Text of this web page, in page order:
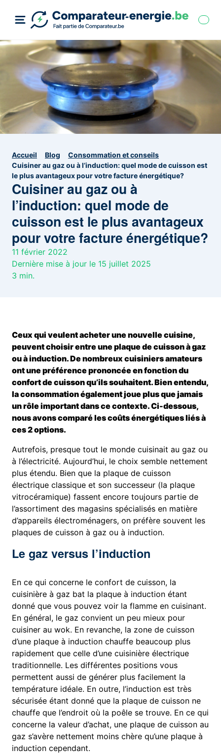
Accueil Blog
Consommation et conseils
Cuisiner au gaz ou à l’induction: quel mode de cuisson est
le plus avantageux pour votre facture énergétique?
Cuisiner au gaz ou à
l’induction: quel mode de
cuisson est le plus avantageux
pour votre facture énergétique?
11 février 2022
Dernière mise à jour le 15 juillet 2025
3 min.
Ceux qui veulent acheter une nouvelle cuisine,
peuvent choisir entre une plaque de cuisson à gaz
ou à induction. De nombreux cuisiniers amateurs
ont une préférence prononcée en fonction du
confort de cuisson qu’ils souhaitent. Bien entendu,
la consommation également joue plus que jamais
un rôle important dans ce contexte. Ci-dessous,
nous avons comparé les coûts énergétiques liés à
ces 2 options.
Autrefois, presque tout le monde cuisinait au gaz ou
à l’électricité. Aujourd’hui, le choix semble nettement
plus étendu. Bien que la plaque de cuisson
électrique classique et son successeur (la plaque
vitrocéramique) fassent encore toujours partie de
l’assortiment des magasins spécialisés en matière
d’appareils électroménagers, on préfère souvent les
plaques de cuisson à gaz ou à induction.
Le gaz versus l’induction
En ce qui concerne le confort de cuisson, la
cuisinière à gaz bat la plaque à induction étant
donné que vous pouvez voir la flamme en cuisinant.
En général, le gaz convient un peu mieux pour
cuisiner au wok. En revanche, la zone de cuisson
d’une plaque à induction chauffe beaucoup plus
rapidement que celle d’une cuisinière électrique
traditionnelle. Les différentes positions vous
permettent aussi de générer plus facilement la
température idéale. En outre, l’induction est très
sécurisée étant donné que la plaque de cuisson ne
chauffe que l’endroit où la poêle se trouve. En ce qui
concerne la valeur d’achat, une plaque de cuisson au
gaz s’avère nettement moins chère qu’une plaque à
induction cependant.